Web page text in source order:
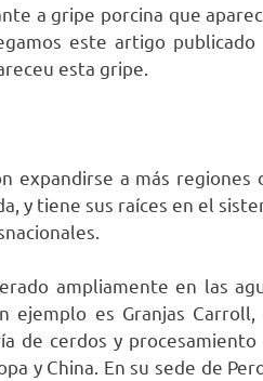
a gripe porcina que
este artigo publicado
esta gripe.
expandirse a más regiones
y tiene sus raíces en el
ampliamente en las
ejemplo es Granjas Carroll,
de cerdos y procesamiento
y China. En su sede de